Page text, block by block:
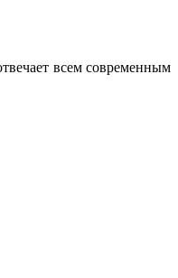
всем современным